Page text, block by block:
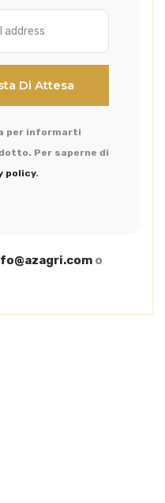
per informarti
Per saperne di
policy.
o